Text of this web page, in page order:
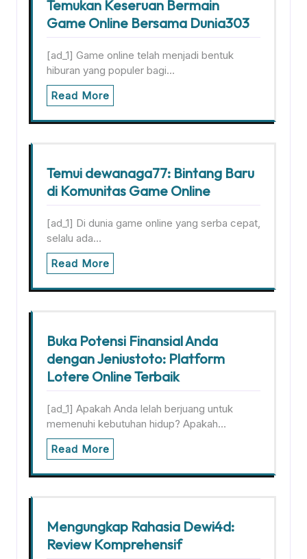
Temukan Keseruan Bermain
Game Online Bersama Dunia303
[ad_1] Game online telah menjadi bentuk
hiburan yang populer bagi…
Read More
Temui dewanaga77: Bintang Baru
di Komunitas Game Online
[ad_1] Di dunia game online yang serba cepat,
selalu ada…
Read More
Buka Potensi Finansial Anda
dengan Jeniustoto: Platform
Lotere Online Terbaik
[ad_1] Apakah Anda lelah berjuang untuk
memenuhi kebutuhan hidup? Apakah…
Read More
Mengungkap Rahasia Dewi4d:
Review Komprehensif